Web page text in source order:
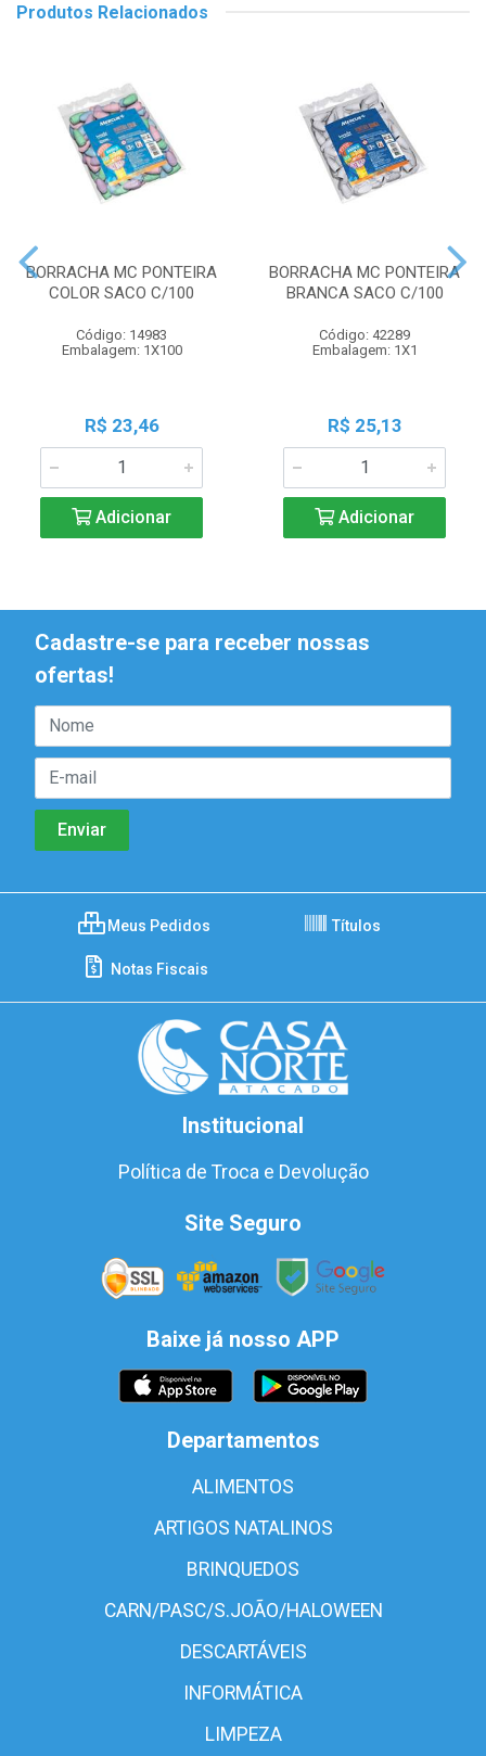
Produtos Relacionados
BORRACHA MC PONTEIRA
COLOR SACO C/100
Código: 14983
Embalagem: 1X100
R$ 23,46
Adicionar
BORRACHA MC PONTEIRA
BRANCA SACO C/100
Código: 42289
Embalagem: 1X1
R$ 25,13
Adicionar
Cadastre-se para receber nossas
ofertas!
Meus Pedidos Títulos
Notas Fiscais
Institucional
Política de Troca e Devolução
Site Seguro
Baixe já nosso APP
Departamentos
ALIMENTOS
ARTIGOS NATALINOS
BRINQUEDOS
CARN/PASC/S.JOÃO/HALOWEEN
DESCARTÁVEIS
INFORMÁTICA
LIMPEZA